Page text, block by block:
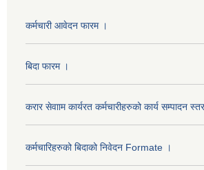
कर्मचारी आवेदन फारम ।
बिदा फारम ।
करार सेवााम कार्यरत कर्मचारीहरुको कार्य सम्पादन
कर्मचारिहरुको बिदाको निवेदन Formate ।